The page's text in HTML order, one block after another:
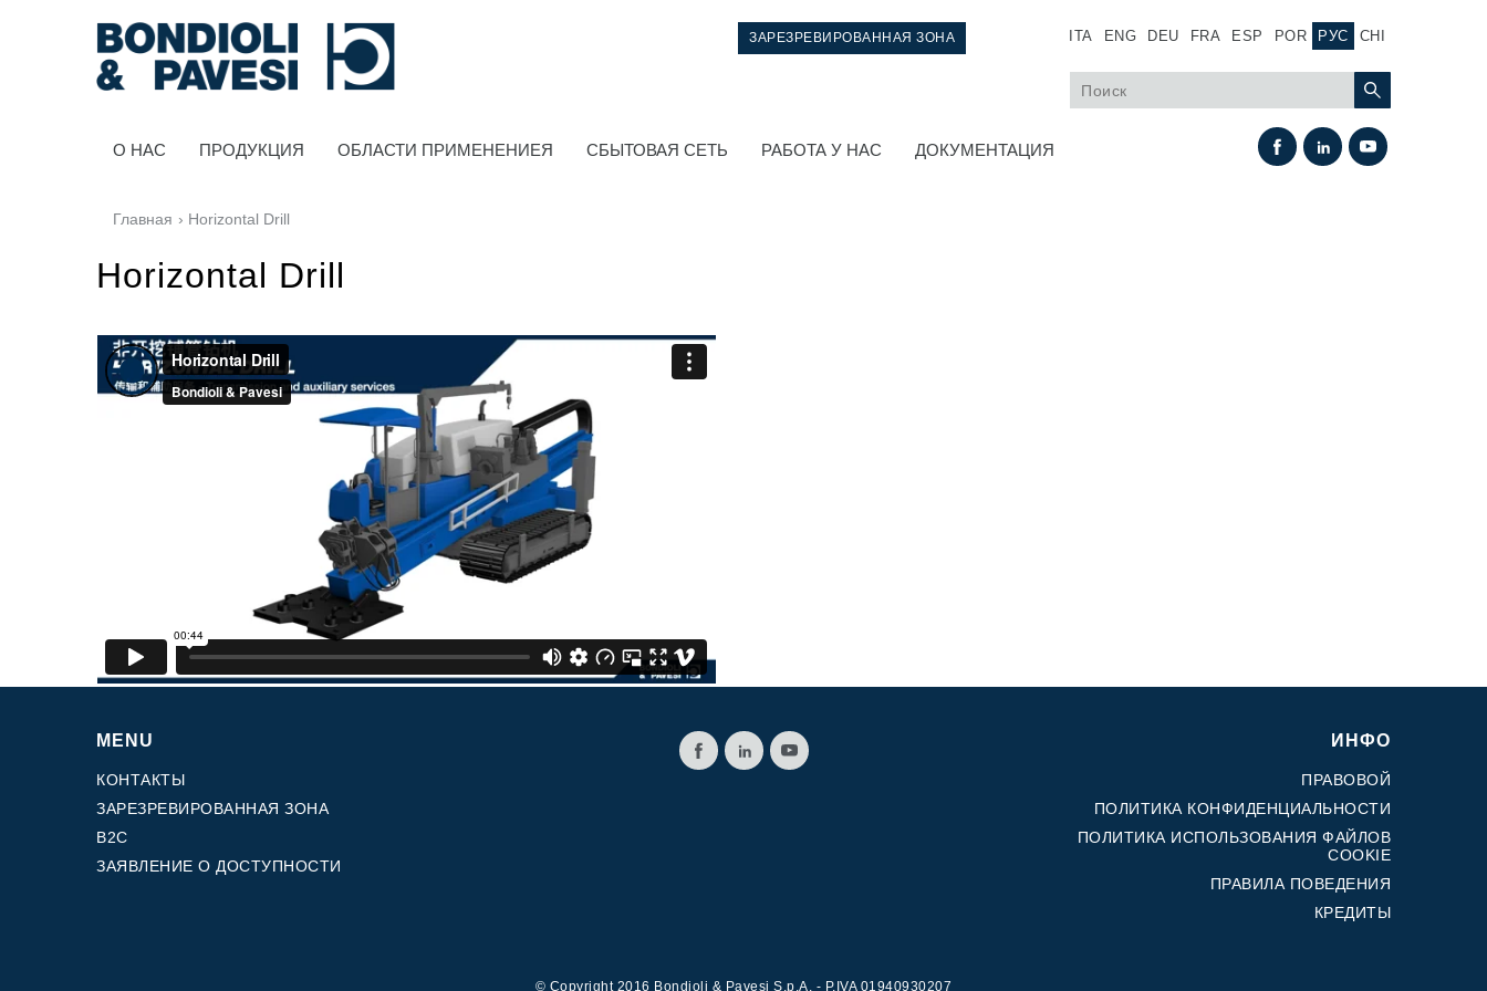
ITA ENG DEU FRA ESP POR РУС CHI
ЗАРЕЗРЕВИРОВАННАЯ ЗОНА
O HAC ПРОДУКЦИЯ ОБЛАСТИ ПРИМЕНЕНИЕЯ СБЫТОВАЯ СЕТЬ РАБОТА У НАС ДОКУМЕНТАЦИЯ
Силовая Передача
Редукторы, производимые для Bondioli & Pavesi
Редукторы с параллельными валами
Редукторы специального назначения
Pедукторы привода насоса
Многодисковые сцепления с гидроприводом
Шестеренные насосы и моторы
Аксиально поршневые насосы и моторы
Motori elettrici brushless - Serie MS
Двигатели с Планетарным редуктором для Bondioli &
Соединительные системы
Система управления
Интегрированные гидравлические блоки
Распределители
Картридж клапаны
Клапаны гидравлических линий
Элементы сервоконтроля
Главная › Horizontal Drill
Horizontal Drill
MENU
КОНТАКТЫ
ЗАРЕЗРЕВИРОВАННАЯ ЗОНА
B2C
ЗАЯВЛЕНИЕ О ДОСТУПНОСТИ
ИНФО
ПРАВОВОЙ
ПОЛИТИКА КОНФИДЕНЦИАЛЬНОСТИ
ПОЛИТИКА ИСПОЛЬЗОВАНИЯ ФАЙЛОВ
COOKIE
ПРАВИЛА ПОВЕДЕНИЯ
КРЕДИТЫ
© Copyright 2016 Bondioli & Pavesi S.p.A. - P.IVA 01940930207